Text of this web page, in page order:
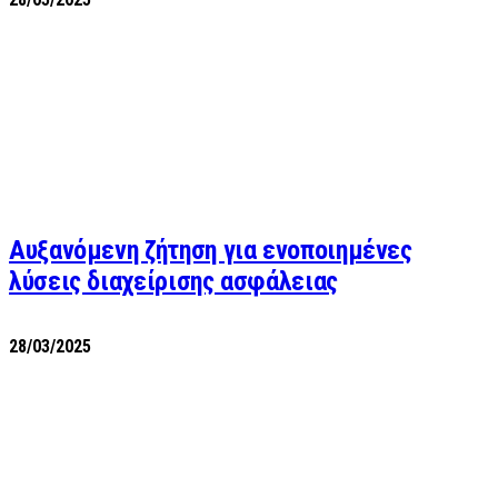
Αυξανόμενη ζήτηση για ενοποιημένες
λύσεις διαχείρισης ασφάλειας
28/03/2025